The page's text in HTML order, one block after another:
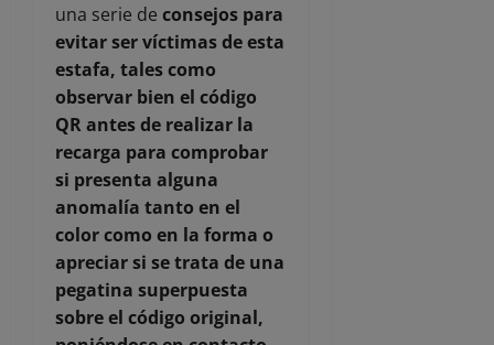
una serie de consejos para
evitar ser víctimas de esta
estafa, tales como
observar bien el código
QR antes de realizar la
recarga para comprobar
si presenta alguna
anomalía tanto en el
color como en la forma o
apreciar si se trata de una
pegatina superpuesta
sobre el código original,